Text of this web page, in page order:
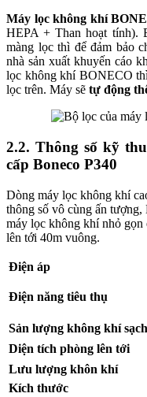
Máy lọc không khí
HEPA + Than hoạt tính).
màng lọc thì để đảm bảo
nhà sản xuất khuyến cáo
lọc không khí BONECO
lọc trên. Máy sẽ tự động
2.2. Thông số kỹ
cấp Boneco P340
Dòng máy lọc không khí
thông số vô cùng ấn
máy lọc không khí nhỏ gọn
lên tới 40m vuông.
Điện áp
Điện năng tiêu thụ
Sản lượng không khí sạch
Diện tích phòng lên tới
Lưu lượng khôn khí
Kích thước